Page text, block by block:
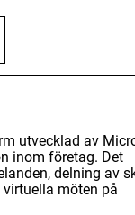
utvecklad av
inom företag. Det
delning av
möten på